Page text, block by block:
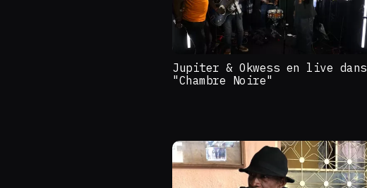
Jupiter & Okwess en live dans
"Chambre Noire"